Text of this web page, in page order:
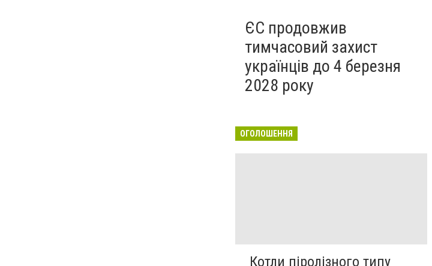
ЄС продовжив
тимчасовий захист
українців до 4 березня
2028 року
ОГОЛОШЕННЯ
Котли піролізного типу